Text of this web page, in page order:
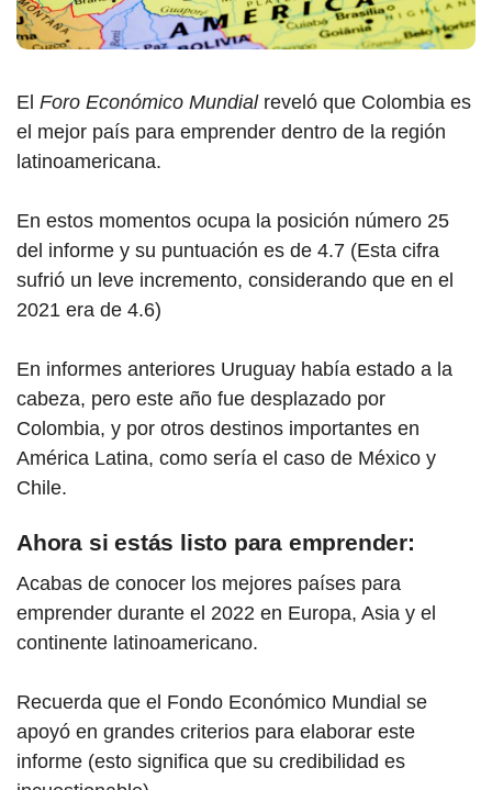
El Foro Económico Mundialreveló que Colombia es
el mejor país para emprender dentro de la región
latinoamericana.
En estos momentos ocupa la posición número 25
del informe y su puntuación es de 4.7 (Esta cifra
sufrió un leve incremento, considerando que en el
2021 era de 4.6)
En informes anteriores Uruguay había estado a la
cabeza, pero este año fue desplazado por
Colombia, y por otros destinos importantes en
América Latina, como sería el caso de México y
Chile.
Ahora si estás listo para emprender:
Acabas de conocer los mejores países para
emprender durante el 2022 en Europa, Asia y el
continente latinoamericano.
Recuerda que el Fondo Económico Mundial se
apoyó en grandes criterios para elaborar este
informe (esto significa que su credibilidad es